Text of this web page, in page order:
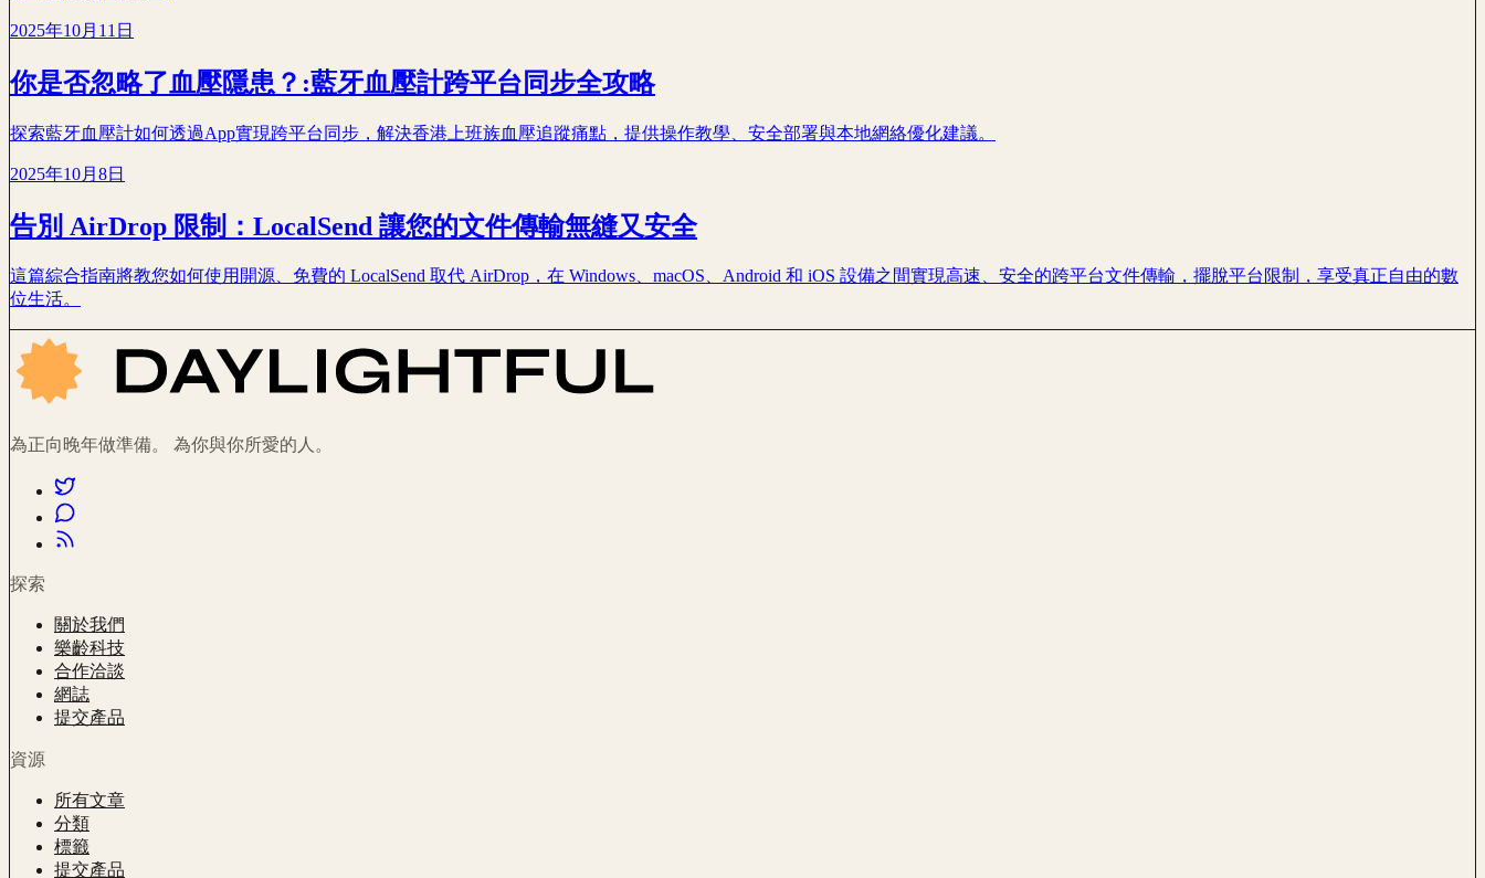
2025年10月11日
你是否忽略了血壓隱患？:藍牙血壓計跨平台同步全攻略
探索藍牙血壓計如何透過App實現跨平台同步，解決香港上班族血壓追蹤痛點，提供操作教學、安全部署與本地網絡優化建議。
2025年10月8日
告別 AirDrop 限制：LocalSend 讓您的文件傳輸無縫又安全
這篇綜合指南將教您如何使用開源、免費的 LocalSend 取代 AirDrop，在 Windows、macOS、Android 和 iOS 設備之間實現高速、安全的跨平台文件傳輸，擺脫平台限制，享受真正自由的數
位生活。
為正向晚年做準備。 為你與你所愛的人。
探索
關於我們
樂齡科技
合作洽談
網誌
提交產品
資源
所有文章
分類
標籤
提交產品